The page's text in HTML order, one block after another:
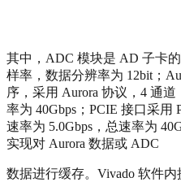
其中，ADC 模块是 AD 子卡
样率，数据分辨率为 12bit；
序，采用 Aurora 协议，4 通
率为 40Gbps；PCIE 接口采用
速率为 5.0Gbps，总速率为
实现对 Aurora 数据或 ADC
数据进行缓存。Vivado 软件